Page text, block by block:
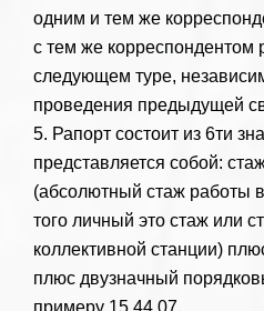
одним и тем же
с тем же корреспондентом
следующем туре,
проведения предыдущей
5. Рапорт состоит из 6ти
представляется собой:
(абсолютный стаж работы
того личный это стаж или
коллективной станции)
плюс двузначный
примеру 15 44 07.